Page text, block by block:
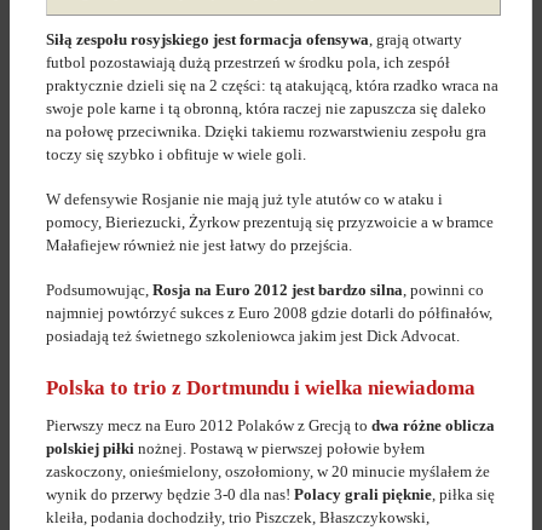
Siłą zespołu rosyjskiego jest formacja ofensywa, grają otwarty
futbol pozostawiają dużą przestrzeń w środku pola, ich zespół
praktycznie dzieli się na 2 części: tą atakującą, która rzadko wraca na
swoje pole karne i tą obronną, która raczej nie zapuszcza się daleko
na połowę przeciwnika. Dzięki takiemu rozwarstwieniu zespołu gra
toczy się szybko i obfituje w wiele goli.
W defensywie Rosjanie nie mają już tyle atutów co w ataku i
pomocy, Bieriezucki, Żyrkow prezentują się przyzwoicie a w bramce
Małafiejew również nie jest łatwy do przejścia.
Podsumowując, Rosja na Euro 2012 jest bardzo silna, powinni co
najmniej powtórzyć sukces z Euro 2008 gdzie dotarli do półfinałów,
posiadają też świetnego szkoleniowca jakim jest Dick Advocat.
Polska to trio z Dortmundu i wielka niewiadoma
Pierwszy mecz na Euro 2012 Polaków z Grecją to dwa różne oblicza
polskiej piłki nożnej. Postawą w pierwszej połowie byłem
zaskoczony, onieśmielony, oszołomiony, w 20 minucie myślałem że
wynik do przerwy będzie 3-0 dla nas! Polacy grali pięknie, piłka się
kleiła, podania dochodziły, trio Piszczek, Błaszczykowski,